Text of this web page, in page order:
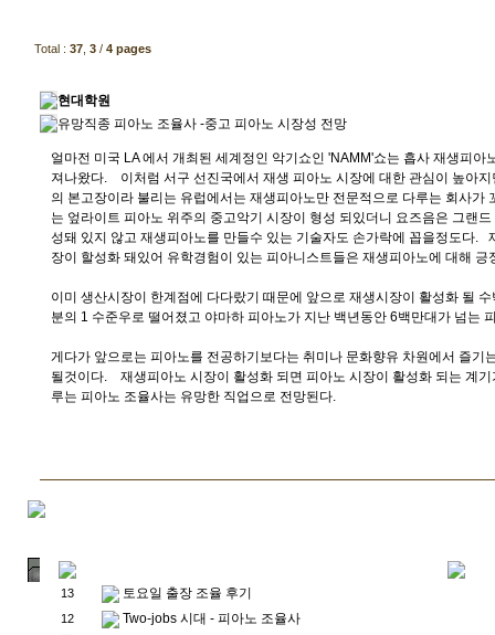
Total : 37, 3/ 4 pages
현대학원
유망직종 피아노 조율사 -중고 피아노 시장성 전망
얼마전 미국 LA 에서 개최된 세계정인 악기쇼인 'NAMM'쇼는 흡사 재생피
져나왔다. 이처럼 서구 선진국에서 재생 피아노 시장에 대한 관심이 높아
의 본고장이라 불리는 유럽에서는 재생피아노만 전문적으로 다루는 회사
는 엎라이트 피아노 위주의 중고악기 시장이 형성 되있더니 요즈음은 그랜
성돼 있지 않고 재생피아노를 만들수 있는 기술자도 손가락에 꼽을정도다.
장이 할성화 돼있어 유학경험이 있는 피아니스트들은 재생피아노에 대해
이미 생산시장이 한계점에 다다랐기 때문에 앞으로 재생시장이 활성화 될
분의 1 수준우로 떨어졌고 야마하 피아노가 지난 백년동안 6백만대가 넘는
게다가 앞으로는 피아노를 전공하기보다는 취미나 문화향유 차원에서 즐
될것이다. 재생피아노 시장이 활성화 되면 피아노 시장이 활성화 되는 계
루는 피아노 조율사는 유망한 직업으로 전망된다.
13 토요일 출장 조율 후기
12
Two-jobs 시대 - 피아노 조율사